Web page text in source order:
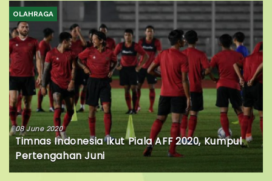
OLAHRAGA
08 June 2020
Timnas Indonesia Ikut Piala AFF 2020, Kumpul
Pertengahan Juni